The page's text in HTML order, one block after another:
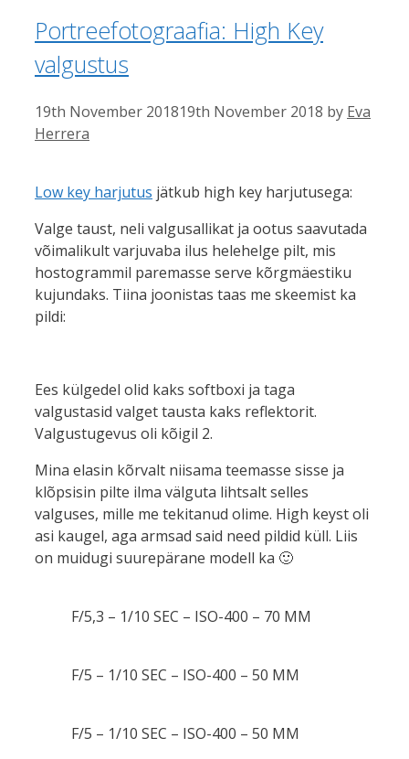
Portreefotograafia: High Key
valgustus
19th November 201819th November 2018 by Eva
Herrera
Low key harjutus jätkub high key harjutusega:
Valge taust, neli valgusallikat ja ootus saavutada
võimalikult varjuvaba ilus helehelge pilt, mis
hostogrammil paremasse serve kõrgmäestiku
kujundaks. Tiina joonistas taas me skeemist ka
pildi:
Ees külgedel olid kaks softboxi ja taga
valgustasid valget tausta kaks reflektorit.
Valgustugevus oli kõigil 2.
Mina elasin kõrvalt niisama teemasse sisse ja
klõpsisin pilte ilma välguta lihtsalt selles
valguses, mille me tekitanud olime. High keyst oli
asi kaugel, aga armsad said need pildid küll. Liis
on muidugi suurepärane modell ka 🙂
F/5,3 – 1/10 SEC – ISO-400 – 70 MM
F/5 – 1/10 SEC – ISO-400 – 50 MM
F/5 – 1/10 SEC – ISO-400 – 50 MM